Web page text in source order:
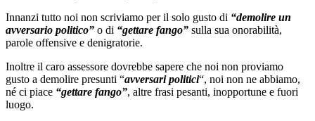
Innanzi tutto noi non scriviamo per il solo gusto di “demolire un
avversario politico” o di “gettare fango” sulla sua onorabilità,
parole offensive e denigratorie.
Inoltre il caro assessore dovrebbe sapere che noi non proviamo
gusto a demolire presunti “avversari politici“, noi non ne abbiamo,
né ci piace “gettare fango”, altre frasi pesanti, inopportune e fuori
luogo.